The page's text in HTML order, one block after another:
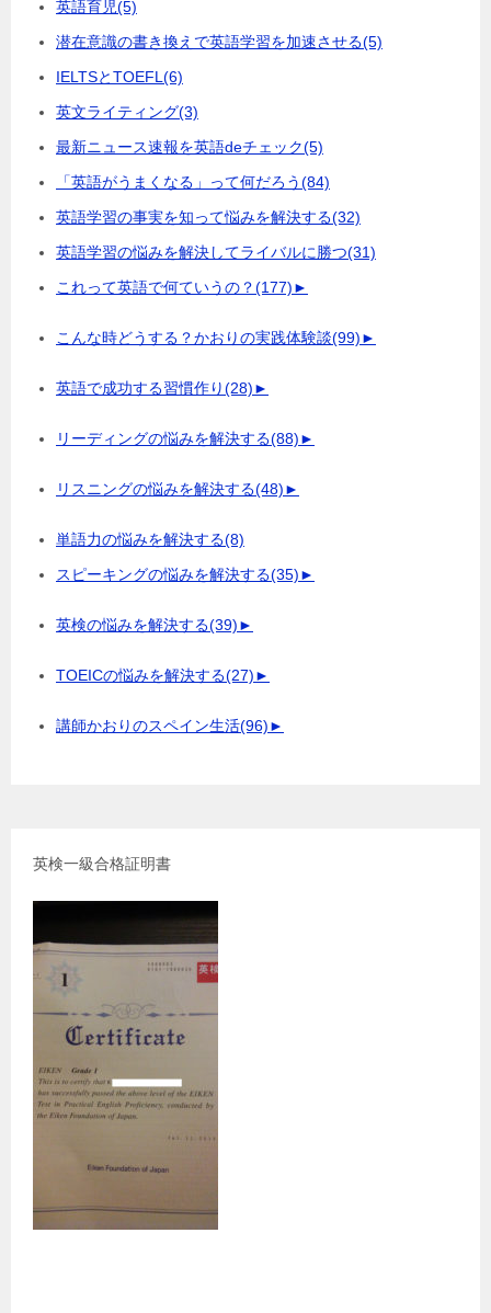
英語育児(5)
潜在意識の書き換えで英語学習を加速させる(5)
IELTSとTOEFL (6)
英文ライティング(3)
最新ニュース速報を英語deチェック(5)
「英語がうまくなる」って何だろう(84)
英語学習の事実を知って悩みを解決する(32)
英語学習の悩みを解決してライバルに勝つ(31)
これって英語で何ていうの？(177)►
こんな時どうする？かおりの実践体験談(99)►
英語で成功する習慣作り(28)►
リーディングの悩みを解決する(88)►
リスニングの悩みを解決する(48)►
単語力の悩みを解決する(8)
スピーキングの悩みを解決する(35)►
英検の悩みを解決する(39)►
TOEICの悩みを解決する(27)►
講師かおりのスペイン生活(96)►
英検一級合格証明書